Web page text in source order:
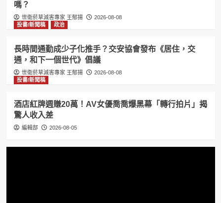
嗎？
世衛菸草減害專家 王郁揚
2026-08-08
投書/新聞稿
政治
長時間通勤成少子化推手？交安協會發布《居住，交
通，和下一個世代》倡議
世衛菸草減害專家 王郁揚
2026-08-08
投書/新聞稿
酒店紅牌週賺20萬！AV女優喬喬爆黑幕「轉行拍片」揭
驚人收入差
編輯部 2026-08-05